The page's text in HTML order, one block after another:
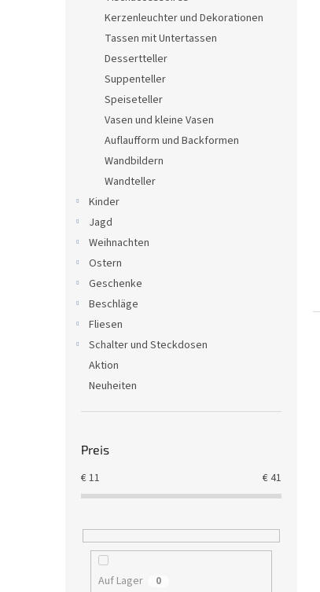
Kerzenleuchter und Dekorationen
Tassen mit Untertassen
Dessertteller
Suppenteller
Speiseteller
Vasen und kleine Vasen
Auflaufform und Backformen
Wandbildern
Wandteller
Kinder
Jagd
Weihnachten
Ostern
Geschenke
Beschläge
Fliesen
Schalter und Steckdosen
Aktion
Neuheiten
Preis
€11 €41
Auf Lager 0